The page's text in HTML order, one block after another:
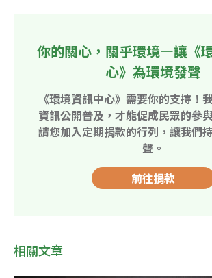
你的關心，關乎環境—讓《
心》為環境發聲
《環境資訊中心》需要你的支持！
資訊公開普及，才能促成民眾的參
請您加入定期捐款的行列，讓我們
聲。
前往捐款
相關文章